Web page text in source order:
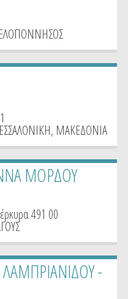
, ΜΑΚΕΔΟΝΙΑ
ΜΟΡΔΟΥ
491 00
ΛΑΜΠΡΙΑΝΙΔΟΥ -